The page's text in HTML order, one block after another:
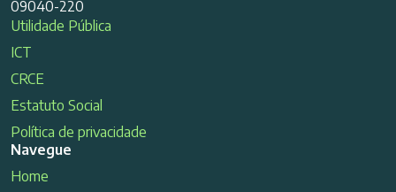
09040-220
Utilidade Pública
ICT
CRCE
Estatuto Social
Política de privacidade
Navegue
Home